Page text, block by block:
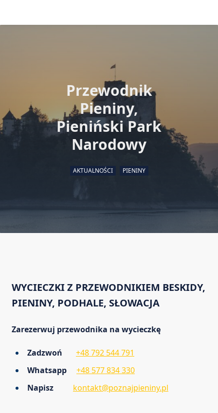
Przewodnik
Pieniny,
Pieniński Park
Narodowy
AKTUALNOŚCI PIENINY
WYCIECZKI Z PRZEWODNIKIEM BESKIDY,
PIENINY, PODHALE, SŁOWACJA
Zarezerwuj przewodnika na wycieczkę
Zadzwoń +48 792 544 791
Whatsapp +48 577 834 330
Napisz kontakt@poznajpieniny.pl